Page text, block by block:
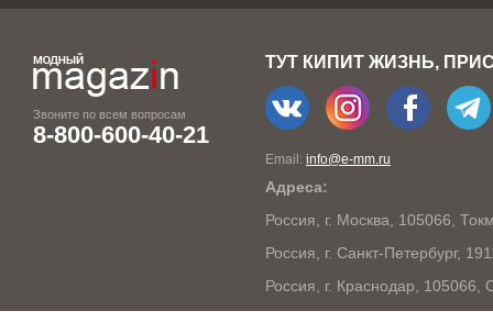
Звоните по всем вопросам
8-800-600-40-21
ТУТ КИПИТ ЖИЗНЬ,
Email: info@e-mm.ru
Адреса:
Россия, г. Москва, 105066,
Россия, г. Санкт-Петербург,
Россия, г. Краснодар,